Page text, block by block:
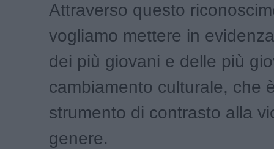
Attraverso questo
vogliamo mettere in
dei più giovani e delle più
cambiamento culturale, che
strumento di contrasto alla
genere.